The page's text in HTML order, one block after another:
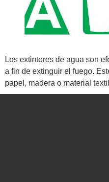
Los extintores de agua son
a fin de extinguir el fuego.
papel, madera o material